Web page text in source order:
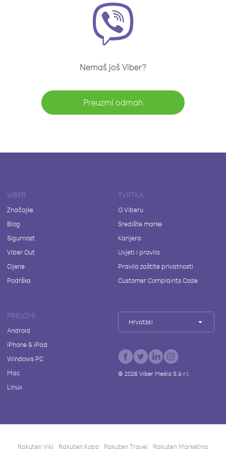
Nemaš još Viber?
Preuzmi odmah
VIBER
Značajke
Blog
Sigurnost
Viber Out
Cijene
Podrška
TVRTKA
O Viberu
Središte marke
Karijera
Uvjeti i pravila
Pravila zaštite privatnosti
Customer Complaints Code
PREUZMI
Android
iPhone & iPad
Windows PC
Mac
Linux
Hrvatski
© 2026Viber Media S.à r.l.
Rakuten Viki Rakuten Kobo Rakuten Travel Rakuten Marketing